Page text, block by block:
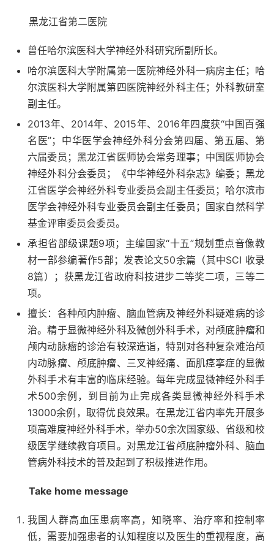
黑龙江省第二医院
曾任哈尔滨医科大学神经外科研究所副所长。
哈尔滨医科大学附属第一医院神经外科一病房主任；哈
尔滨医科大学附属第四医院神经外科主任；外科教研室
副主任。
2013年、2014年、2015年、2016年四度获“中国百强
名医”；中华医学会神经外科分会第四届、第五届、第
六届委员；黑龙江省医师协会常务理事；中国医师协会
神经外科分会委员；《中华神经外科杂志》编委；黑龙
江省医学会神经外科专业委员会副主任委员；哈尔滨市
医学会神经外科专业委员会副主任委员；国家自然科学
基金评审委员会委员。
承担省部级课题9项；主编国家“十五”规划重点音像教
材一部参编著作5部；发表论文50余篇（其中SCI 收录
8篇）；获黑龙江省政府科技进步二等奖二项，三等二
项。
擅长：各种颅内肿瘤、脑血管病及神经外科疑难病的诊
治。精于显微神经外科及微创外科手术，对颅底肿瘤和
颅内动脉瘤的诊治有较深造诣，特别对各种复杂难治颅
内动脉瘤、颅底肿瘤、三叉神经痛、面肌痉挛症的显微
外科手术有丰富的临床经验。每年完成显微神经外科手
术500余例，到目前为止完成各类显微神经外科手术
13000余例，取得优良效果。在黑龙江省内率先开展多
项高难度神经外科手术，举办50余次国家级、省级和校
级医学继续教育项目。对黑龙江省颅底肿瘤外科、脑血
管病外科技术的普及起到了积极推进作用。
Take home message
我国人群高血压患病率高，知晓率、治疗率和控制率
低，需要加强患者的认知程度以及医生的重视程度，高